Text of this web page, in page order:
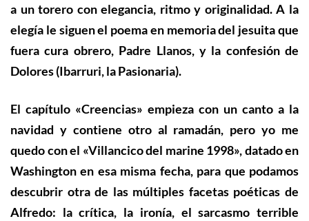
a un torero con elegancia, ritmo y originalidad. A la
elegía le siguen el poema en memoria del jesuita que
fuera cura obrero, Padre Llanos, y la confesión de
Dolores(Ibarruri, la Pasionaria).
El capítulo «Creencias» empieza con un canto a la
navidad y contiene otro al ramadán, pero yo me
quedo con el «Villancico del marine 1998», datado en
Washington en esa misma fecha, para que podamos
descubrir otra de las múltiples facetas poéticas de
Alfredo: la crítica, la ironía, el sarcasmo terrible